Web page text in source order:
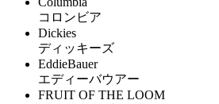
コロンビア
Dickies
ディッキーズ
EddieBauer
エディーバウアー
FRUIT OF THE LOOM